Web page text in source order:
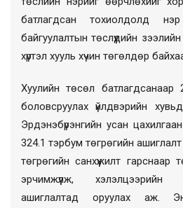
батлагдсан тохиолдолд
байгуулалтын төслүүдийн
хүртэл хууль хүчин төгөлдөр
Хуулийн төсөл
боловсруулах үйлдвэрийн
Эрдэнэбүрэнгийн усан
324.1 тэрбум төгрөгийн
төгрөгийн санхүүжилт гарснаар
эрчимжүүлж, хэлэлцээрийн
ашиглалтад оруулах аж.